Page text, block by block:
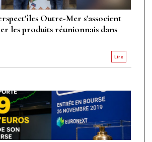
Outre-Mer s'associent
les produits réunionnais dans
Lire